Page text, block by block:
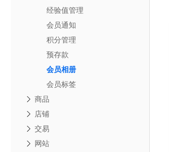
经验值管理
会员通知
积分管理
预存款
会员相册
会员标签
商品
店铺
交易
网站